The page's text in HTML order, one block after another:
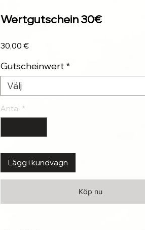
Wertgutschein 30€
30,00 €Pris
Gutscheinwert *
Välj
Antal *
Lägg i kundvagn
Köp nu